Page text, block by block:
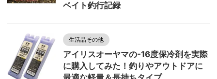
ベイト釣行記録
生活品その他
アイリスオーヤマの-16度保冷剤を実際
に購入してみた！釣りやアウトドアに